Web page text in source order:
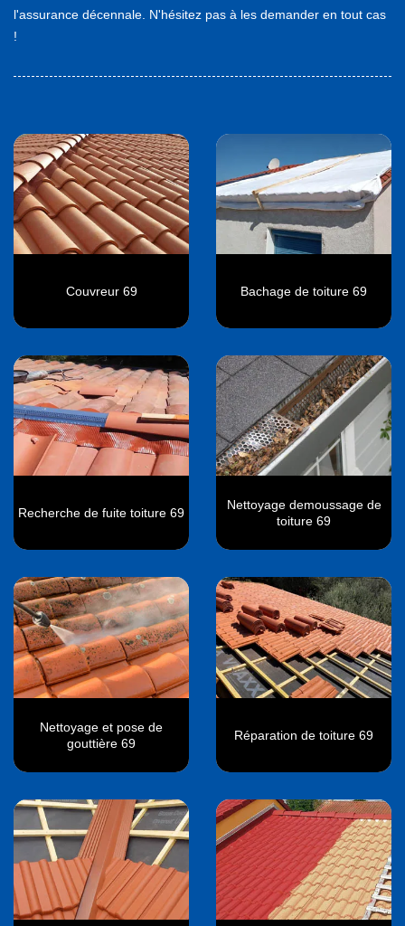
l'assurance décennale. N'hésitez pas à les demander en tout cas
!
Couvreur 69 Bachage de toiture 69
Recherche de fuite toiture 69
Nettoyage demoussage de
toiture 69
Nettoyage et pose de
gouttière 69
Réparation de toiture 69